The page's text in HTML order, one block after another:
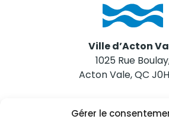
Gérer le
Ville d’Acton
1025 Rue
Acton Vale, QC
Nous joindre